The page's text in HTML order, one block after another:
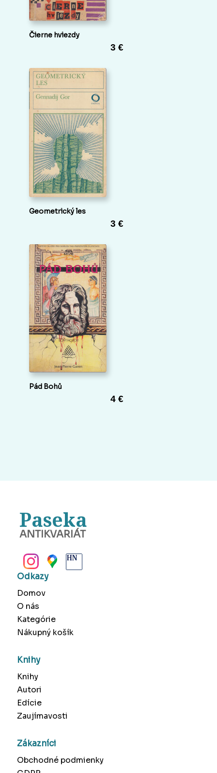
Čierne hviezdy
3 €
Geometrický les
3 €
Pád Bohů
4 €
Paseka
ANTIKVARIÁT
Odkazy
Domov
O nás
Kategórie
Nákupný košík
Knihy
Knihy
Autori
Edície
Zaujímavosti
Zákazníci
Obchodné podmienky